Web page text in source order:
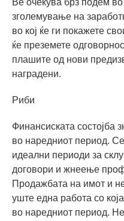
Ве очекува брз подем
зголемување на
во кој ќе ги покажете
ќе преземете
плашите од нови
наградени.
Риби
Финансиската состојба
во наредниот период.
идеални периоди за
договори и жнеење
Продажбата на имот и
уште една работа со
во наредниот период.